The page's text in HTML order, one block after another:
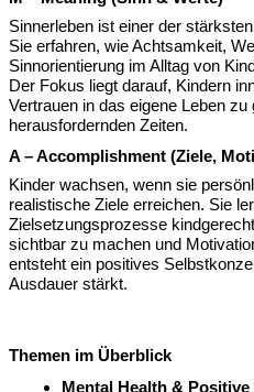
Sinnerleben ist einer der
Sie erfahren, wie Achtsamkeit,
Sinnorientierung im Alltag von
Der Fokus liegt darauf, Kindern
Vertrauen in das eigene Leben zu
herausfordernden Zeiten.
A – Accomplishment (Ziele,
Kinder wachsen, wenn sie
realistische Ziele erreichen. Sie
Zielsetzungsprozesse
sichtbar zu machen und
entsteht ein positives
Ausdauer stärkt.
Themen im Überblick
Mental Health &